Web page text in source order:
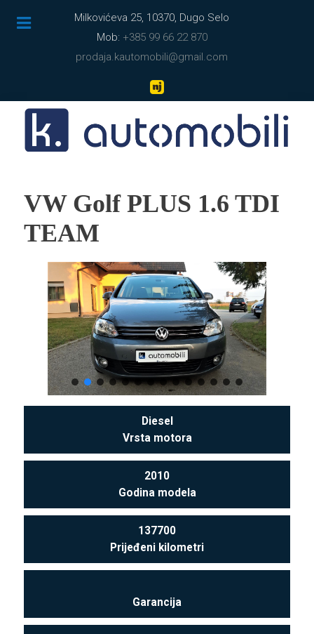
Milkovićeva 25, 10370, Dugo Selo
Mob: +385 99 66 22 870
prodaja.kautomobili@gmail.com
VW Golf PLUS 1.6 TDI
TEAM
Diesel
Vrsta motora
2010
Godina modela
137700
Prijeđeni kilometri
Garancija